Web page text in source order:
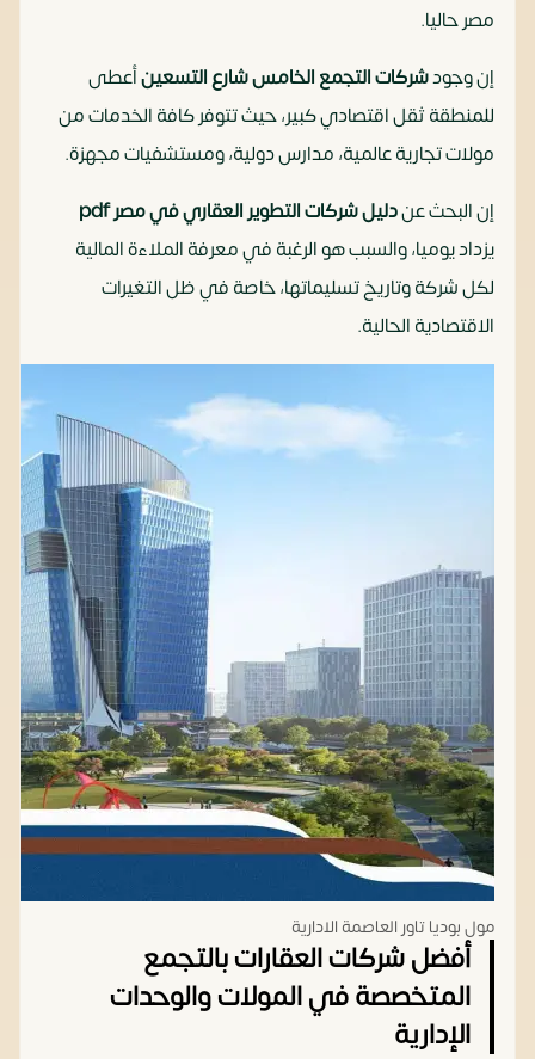
مصر حاليا.
إن وجودشركات التجمع الخامس شارع التسعينأعطى
للمنطقة ثقل اقتصادي كبير، حيث تتوفر كافة الخدمات من
مولات تجارية عالمية، مدارس دولية، ومستشفيات مجهزة.
إن البحث عندليل شركات التطوير العقاري في مصر pdf
يزداد يوميا، والسبب هو الرغبة في معرفة الملاءة المالية
لكل شركة وتاريخ تسليماتها، خاصة في ظل التغيرات
الاقتصادية الحالية.
مول بوديا تاور العاصمة الادارية
أفضل شركات العقارات بالتجمع
المتخصصة في المولات والوحدات
الإدارية